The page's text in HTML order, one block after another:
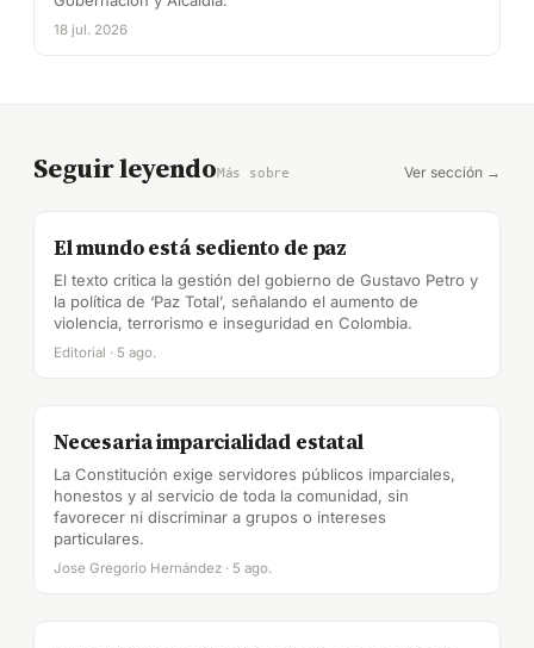
18 jul. 2026
Seguir leyendoMás sobre Ver sección →
El mundo está sediento de paz
El texto critica la gestión del gobierno de Gustavo Petro y
la política de ‘Paz Total’, señalando el aumento de
violencia, terrorismo e inseguridad en Colombia.
Editorial · 5 ago.
Necesaria imparcialidad estatal
La Constitución exige servidores públicos imparciales,
honestos y al servicio de toda la comunidad, sin
favorecer ni discriminar a grupos o intereses
particulares.
Jose Gregorio Hernández · 5 ago.